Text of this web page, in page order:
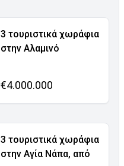
3 τουριστικά χωράφια
στην Αλαμινό
€4.000.000
3 τουριστικά χωράφια
στην Αγία Νάπα, από